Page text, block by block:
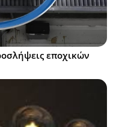
εποχικών